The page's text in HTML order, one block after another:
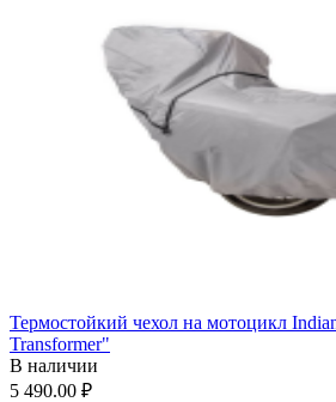
Термостойкий чехол на мотоцикл
Transformer"
В наличии
5 490.00 ₽